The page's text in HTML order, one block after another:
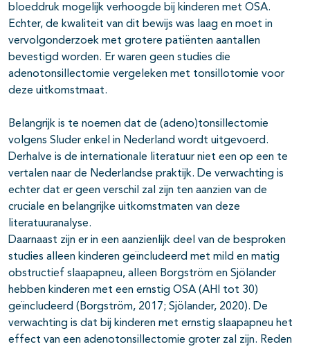
bloeddruk mogelijk verhoogde bij kinderen met OSA.
Echter, de kwaliteit van dit bewijs was laag en moet in
vervolgonderzoek met grotere patiënten aantallen
bevestigd worden. Er waren geen studies die
adenotonsillectomie vergeleken met tonsillotomie voor
deze uitkomstmaat.
Belangrijk is te noemen dat de (adeno)tonsillectomie
volgens Sluder enkel in Nederland wordt uitgevoerd.
Derhalve is de internationale literatuur niet een op een te
vertalen naar de Nederlandse praktijk. De verwachting is
echter dat er geen verschil zal zijn ten aanzien van de
cruciale en belangrijke uitkomstmaten van deze
literatuuranalyse.
Daarnaast zijn er in een aanzienlijk deel van de besproken
studies alleen kinderen geïncludeerd met mild en matig
obstructief slaapapneu, alleen Borgström en Sjölander
hebben kinderen met een ernstig OSA (AHI tot 30)
geïncludeerd (Borgström, 2017; Sjölander, 2020). De
verwachting is dat bij kinderen met ernstig slaapapneu het
effect van een adenotonsillectomie groter zal zijn. Reden